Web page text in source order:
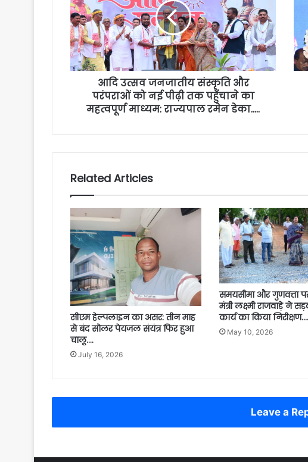
आदि उत्सव जनजातीय संस्कृति और
परंपराओं को नई पीढ़ी तक पहुँचाने का
महत्वपूर्ण माध्यम: राज्यपाल रमेन डेका…..
Related Articles
सीएम हेल्पलाइन का असर: तीन माह
से बंद सोलर पेयजल संयंत्र फिर हुआ
चालू….
July 16, 2026
समयसीमा और गुणवत्ता
मंत्री लक्ष्मी राजवाड़े ने
कार्य का किया
May 10, 2026
Leave a